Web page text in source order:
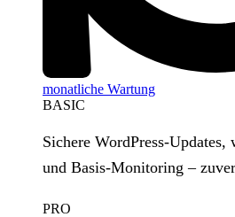
monatliche Wartung
BASIC
Sichere
und Basis‑Monitoring –
PRO